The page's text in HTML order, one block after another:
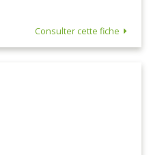
Consulter cette fiche